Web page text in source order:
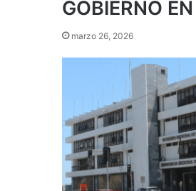
GOBIERNO
marzo 26, 2026